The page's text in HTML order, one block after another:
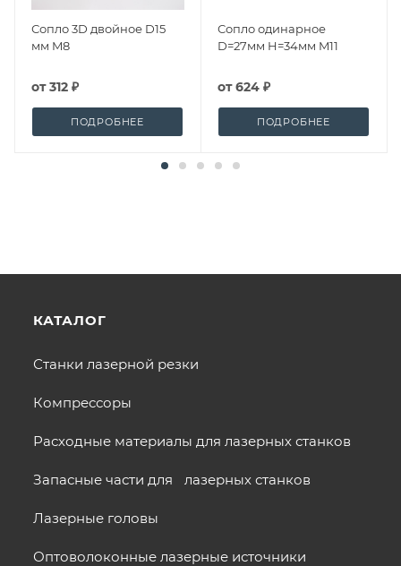
Сопло 3D двойное D15
мм M8
от312 ₽
ПОДРОБНЕЕ
Сопло одинарное
D=27мм H=34мм M11
от624 ₽
ПОДРОБНЕЕ
КАТАЛОГ
Станки лазерной резки
Компрессоры
Расходные материалы для лазерных станков
Запасные части для лазерных станков
Лазерные головы
Оптоволоконные лазерные источники